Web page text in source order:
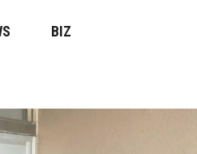
BIZ